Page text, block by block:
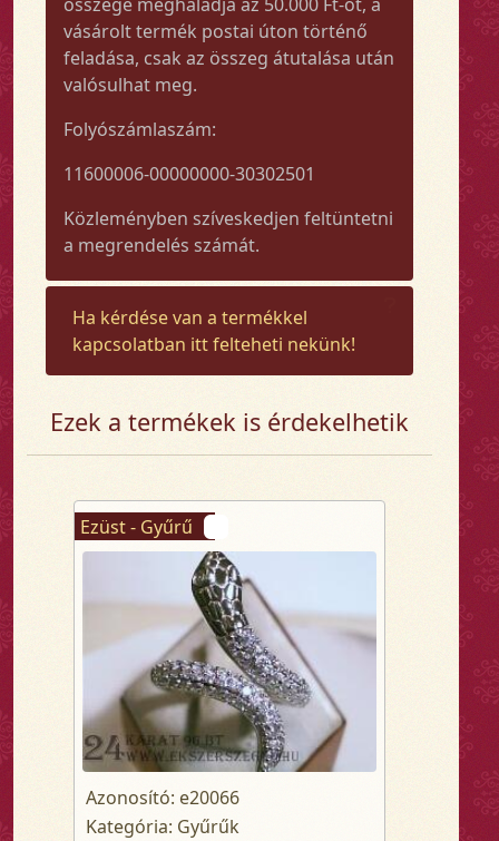
vásárolt termék postai úton történő
feladása, csak az összeg átutalása után
valósulhat meg.
Folyószámlaszám:
11600006-00000000-30302501
Közleményben szíveskedjen feltüntetni
a megrendelés számát.
Ha kérdése van a termékkel
kapcsolatban itt felteheti nekünk!
Ezek a termékek is érdekelhetik
Ezüst - Gyűrű
Azonosító: e20066
Kategória: Gyűrűk